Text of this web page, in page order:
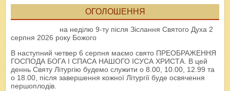
ОГОЛОШЕННЯ
на неділю 9-ту після Зіслання Святого Духа 2
серпня 2026 року Божого
В наступний четвер 6 серпня маємо свято ПРЕОБРАЖЕННЯ
ГОСПОДА БОГА І СПАСА НАШОГО ІСУСА ХРИСТА. В цей
деннь Святу Літургію будемо служити о 8.00, 10.00, 12.99 та
о 18.00, після завершення кожної Літургії буде освячення
першоплодів.